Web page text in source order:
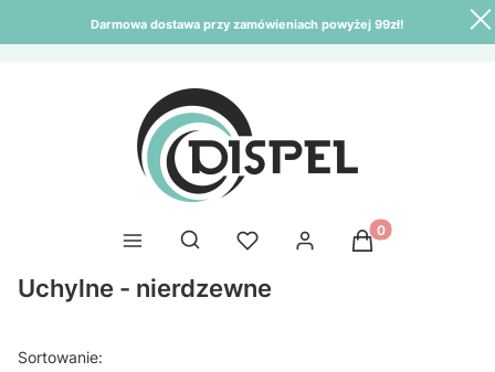
Darmowa dostawa przy zamówieniach powyżej 99zł!
Otwórz wyszukiwarkę Produkty w
Uchylne - nierdzewne
Sortowanie: